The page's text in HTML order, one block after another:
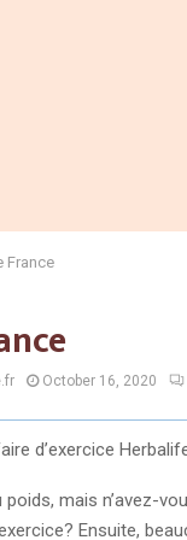
France
October 16, 2020
d’exercice
mais n’avez-
Ensuite,